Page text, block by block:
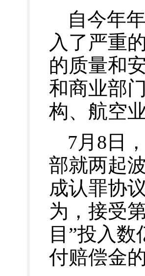
自今年
入了严重
的质量和
和商业部
构、航空
7月8日
部就两起
成认罪协
为，接受
目”投入
付赔偿金